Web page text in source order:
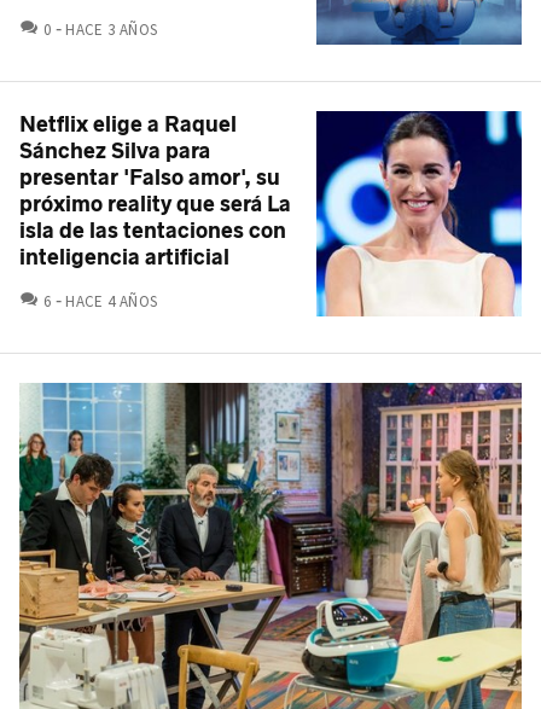
0 COMENTARIOS
HACE 3 AÑOS
Netflix elige a Raquel
Sánchez Silva para
presentar 'Falso amor', su
próximo reality que será La
isla de las tentaciones con
inteligencia artificial
6 COMENTARIOS
HACE 4 AÑOS